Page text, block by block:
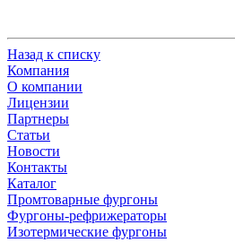
Назад к списку
Компания
О компании
Лицензии
Партнеры
Статьи
Новости
Контакты
Каталог
Промтоварные фургоны
Фургоны-рефрижераторы
Изотермические фургоны